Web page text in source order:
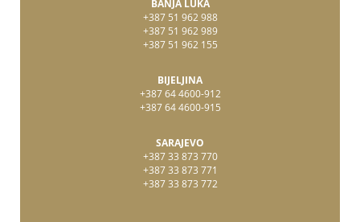
BANJA LUKA
+387 51 962 988
+387 51 962 989
+387 51 962 155
BIJELJINA
+387 64 4600-912
+387 64 4600-915
SARAJEVO
+387 33 873 770
+387 33 873 771
+387 33 873 772